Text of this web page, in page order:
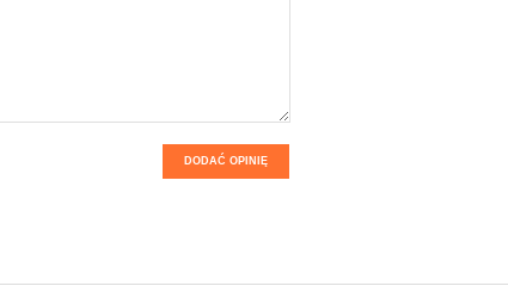
DODAĆ OPINIĘ